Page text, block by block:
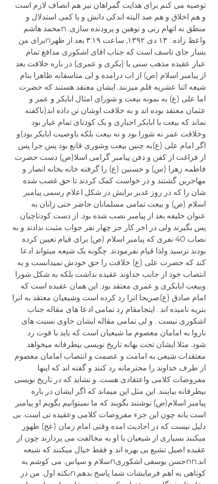
توصیه می کنم برای هدایت گمراهان نیز هم انصاف لازم است
و هم اخلاق و هم صد البته اندکی دانش و با کمی استدلال و
منطق نه اتهام رنی و توهین و پرودنده سازی. nمحمد هاشم
واعظ زاده : ۱۳ دی ۱۳۹۲, ساعت ۳:۱۹ بعد از ظهرnبرای من
بسار جای تاسف است که جناب اقای اشکوری مدافع تمام
عیار عقیده مذهب سنی یا (بکری و عمری) در باره خلافت بعد
از پیامبر اسلام (ص) از اب درامده و لی متاسفانه ظاهرا بنام
شیعه اثنا عشریه قلم میزنند. ایشان معتقد هستند که حضرت
اما علی (ع) به نمونه بیعت و شورای امثال ابابکر و عمر و
عثمان معتقد بوده اند و به خلافت اوشان تن داده اند(ناکفته
نماند که بیعت با ابابکر اجباری و یک کودتای تمام عیار بود
وخلافت عمر نه شورا بود و نه بیعت بلکه باوصیت ابابکر بود)و
اگر امام علی (ع)به چنین بیعت وشوری قانع بود پس جرا پس
از فراغت از کفن و دفن پیامبر گرامی اسلا(ص) دست حضرت
فاطمه زهرا (س) و حسنین (ع) را گرفته خانه بخانه انصار و
مهاجرین گشتند و در خواست کمک کردند تا حق غصب شده
شان را که در روز غدیر برایش در شکل اعلام رسمی پیامبر
اسلام (ص) و بیعت تمامی مسلمانان حاضر حتی زانان به
عنوان خلیفه بعد از پیامبر نصب شده بود. از دست کودتاچیان
پس بگیرند ولی در اخر کار جز چهار نفر جواب مثبت ندادند و به
نصاب 40 نفری که پیامبر اسلام (ص) برای قیام تعیین کرده
بودند نرسید ولذا قیام نفرمودند. چگونه یک شیعه میتواند ادعا
کند که حضرت علی (ع) خلافت را حق خودش نمیدانست و به
انتصاب خود از جانب خداوند عقیده نداشت بلکه به شکل شورا
وبیعت ابابکری و عمری معتقد بود. این همان عقیده است که
امام صادق (ع)صریحا انرا رد کرده است وشیعیان معتقد به انرا
بتریه نامیده اند . اینجامقام رد تمامی ادعا های مقاله جناب
اشکوری نیست . و لی تمامی مقاله ایشان حاوی نسبت های
ناروا به امامان معصوم ما شیعیان است که باید با قوت رد
شود. مثلا ایشان تحت بهانه تاریخ نویسی بیطرفانه میخواهد
معتقدات شیعی به امامت و عصمت و انتصاب امامان معصوم
از طرف خداوند را محترمانه رد کنند و گفته اند که اینها
مفروضات کلامی واعتقادی هست. و نشاید که در تاریخ نویسی
بیطرفانه بیاینند. این مثل این میماند که اگر ایشان در باره
پیامبر اسلام(ص) نوشتند بگویند که ما نمیتوانیم بگویم او پیامبر
است یانه چون این جزء مفروضات کلامی وعقیده تی است. بی
دلیل نیست که در احادیث امده وقتی امام زمان (عج) ظهور
میکنند بسیاری از شیعیان با او به مخالفت می پردازند چون از
عقیده اصیل تشیع بی بهره اند و فقط خیال میکنند که شیعه
اند.nnحسن یوسفی اشکوریnسلام و سپاس. می کوشم به
کوتاهی به اهم فرمایشات شما پاسخ بدهم.nنکته اول. من در